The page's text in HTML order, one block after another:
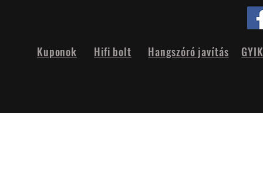
Hifi bolt
Kuponok Hangszóró javítás GYIK